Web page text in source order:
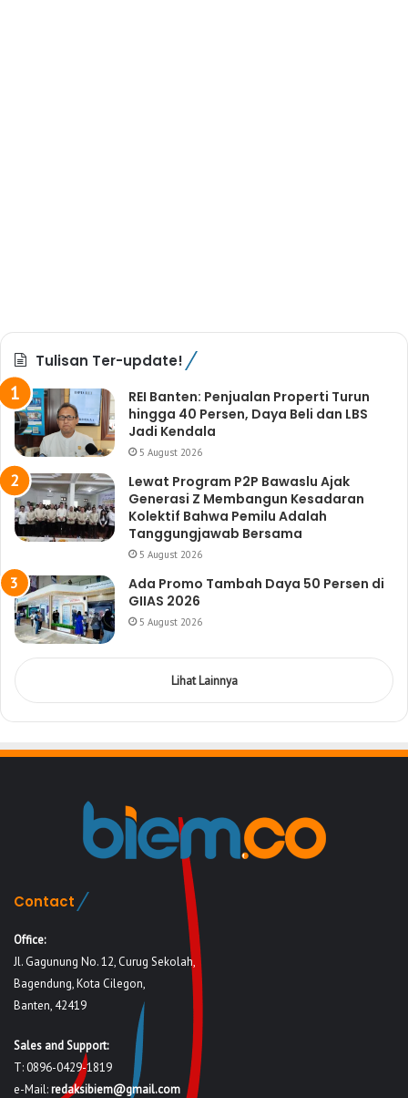
Tulisan Ter-update!
REI Banten: Penjualan Properti Turun
hingga 40 Persen, Daya Beli dan LBS
Jadi Kendala
5 August 2026
Lewat Program P2P Bawaslu Ajak
Generasi Z Membangun Kesadaran
Kolektif Bahwa Pemilu Adalah
Tanggungjawab Bersama
5 August 2026
Ada Promo Tambah Daya 50 Persen di
GIIAS 2026
5 August 2026
Lihat Lainnya
Contact
Office:
Jl. Gagunung No. 12, Curug Sekolah,
Bagendung, Kota Cilegon,
Banten, 42419
Sales and Support:
T: 0896-0429-1819
e-Mail:redaksibiem@gmail.com